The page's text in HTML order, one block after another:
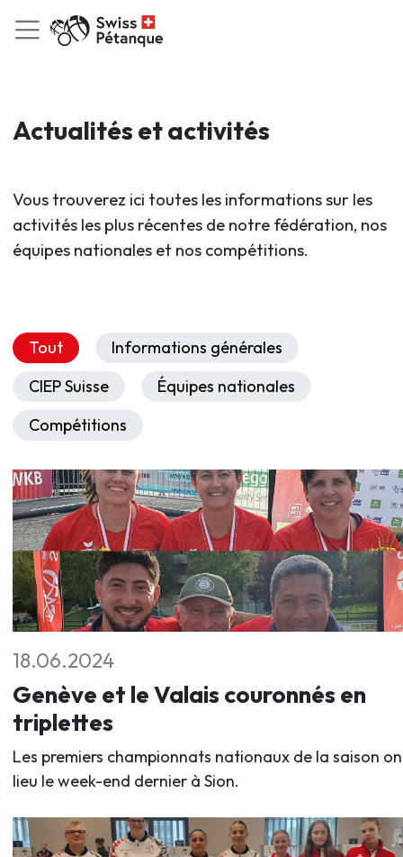
Actualités et activités
Vous trouverez ici toutes les informations sur les
activités les plus récentes de notre fédération, nos
équipes nationales et nos compétitions.
Tout
Informations générales
CIEP Suisse
Équipes nationales
Compétitions
18.06.2024
Genève et le Valais couronnés en
triplettes
Les premiers championnats nationaux de la saison
lieu le week-end dernier à Sion.